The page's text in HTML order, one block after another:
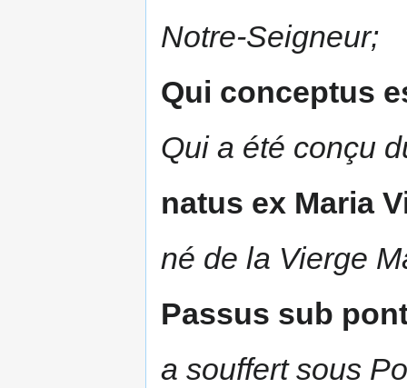
Notre-Seigneur;
Qui conceptus
Qui a été conçu
natus ex Maria
né de la Vierge
Passus sub
a souffert sous